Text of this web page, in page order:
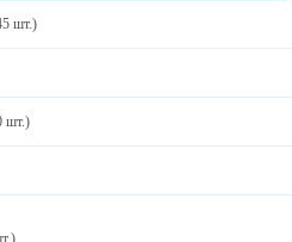
шт.)
шт.)